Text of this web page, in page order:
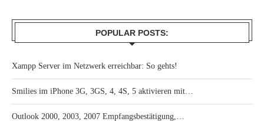
POPULAR POSTS:
Xampp Server im Netzwerk erreichbar: So gehts!
Smilies im iPhone 3G, 3GS, 4, 4S, 5 aktivieren mit…
Outlook 2000, 2003, 2007 Empfangsbestätigung,…